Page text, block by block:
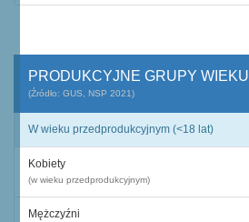
PRODUKCYJNE GRUPY WIEKU
(Źródło: GUS, NSP 2021)
W wieku przedprodukcyjnym (<18 lat)
Kobiety
(w wieku przedprodukcyjnym)
Mężczyźni